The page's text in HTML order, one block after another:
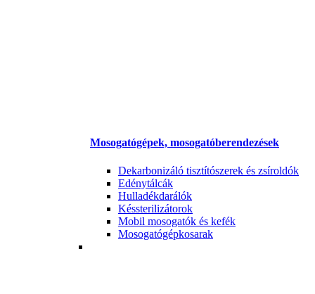
Mosogatógépek, mosogatóberendezések
Dekarbonizáló tisztítószerek és zsíroldók
Edénytálcák
Hulladékdarálók
Késsterilizátorok
Mobil mosogatók és kefék
Mosogatógépkosarak